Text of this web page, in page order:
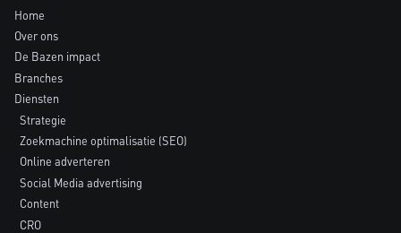
Home
Over ons
De Bazen impact
Branches
Diensten
Strategie
Zoekmachine optimalisatie (SEO)
Online adverteren
Social Media advertising
Content
CRO